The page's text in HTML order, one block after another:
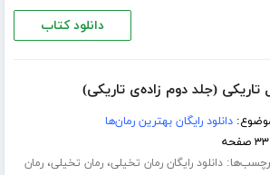
دانلود کتاب
تاریکی (جلد دوم زاده‌ی تاریکی)
دانلود رایگان بهترین رمان‌ها
صفحه
دانلود رایگان رمان تخیلی،رمان تخیلی،رمان